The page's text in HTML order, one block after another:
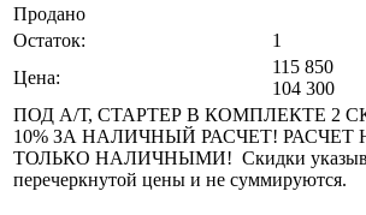
Продано
Остаток:
1
Цена:
115 850
104 300
ПОД A/Т, СТАРТЕР В КОМПЛЕКТЕ 2
10% ЗА НАЛИЧНЫЙ РАСЧЕТ! РАСЧЕТ
ТОЛЬКО НАЛИЧНЫМИ! Скидки
перечеркнутой цены и не суммируются.